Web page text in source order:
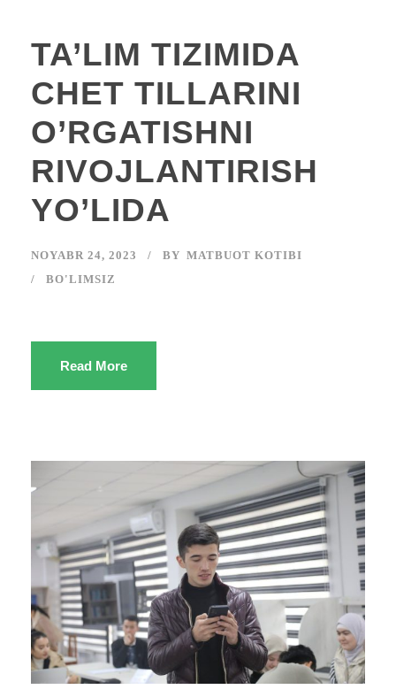
TA’LIM TIZIMIDA
CHET TILLARINI
O’RGATISHNI
RIVOJLANTIRISH
YO’LIDA
NOYABR 24, 2023 BY MATBUOT KOTIBI
BO'LIMSIZ
Read More